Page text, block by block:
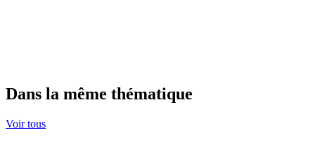
Dans la même thématique
Voir tous